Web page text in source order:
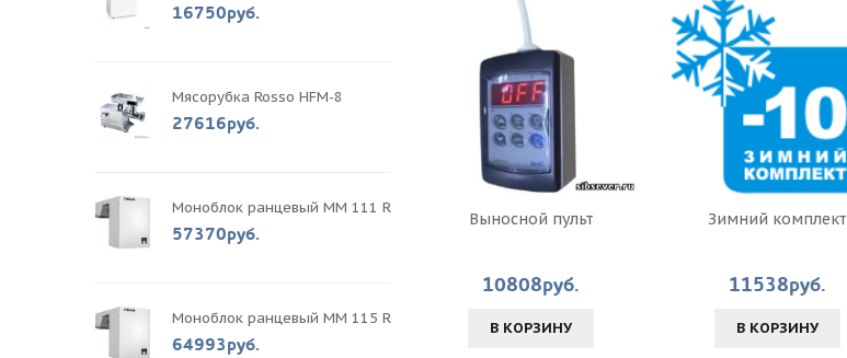
Выносной пульт
10808руб.
В КОРЗИНУ
Зимний комплект
11538руб.
В КОРЗИНУ
16750руб.
Мясорубка Rosso HFM-8
27616руб.
Моноблок ранцевый MM 111 R
57370руб.
Моноблок ранцевый MM 115 R
64993руб.